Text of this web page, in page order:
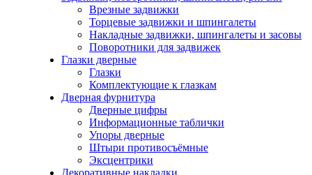
Врезные задвижки
Торцевые задвижки и шпингалеты
Накладные задвижки, шпингалеты и засовы
Поворотники для задвижек
Глазки дверные
Глазки
Комплектующие к глазкам
Дверная фурнитура
Дверные цифры
Информационные таблички
Упоры дверные
Штыри противосъёмные
Эксцентрики
Декоративные накладки